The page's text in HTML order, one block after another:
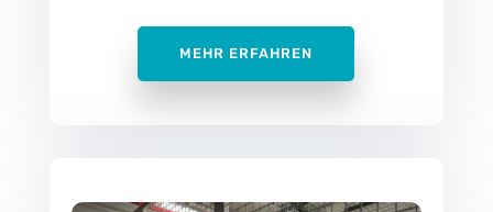
MEHR ERFAHREN